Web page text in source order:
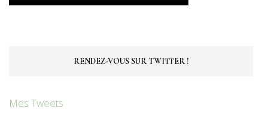
RENDEZ-VOUS SUR TWITTER !
Mes Tweets